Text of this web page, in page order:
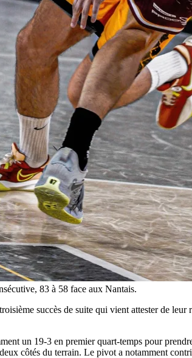
83 à 58 face aux Nantais.
succès de suite qui vient attester de
un 19-3 en premier quart-temps pour
côtés du terrain. Le pivot a notamment